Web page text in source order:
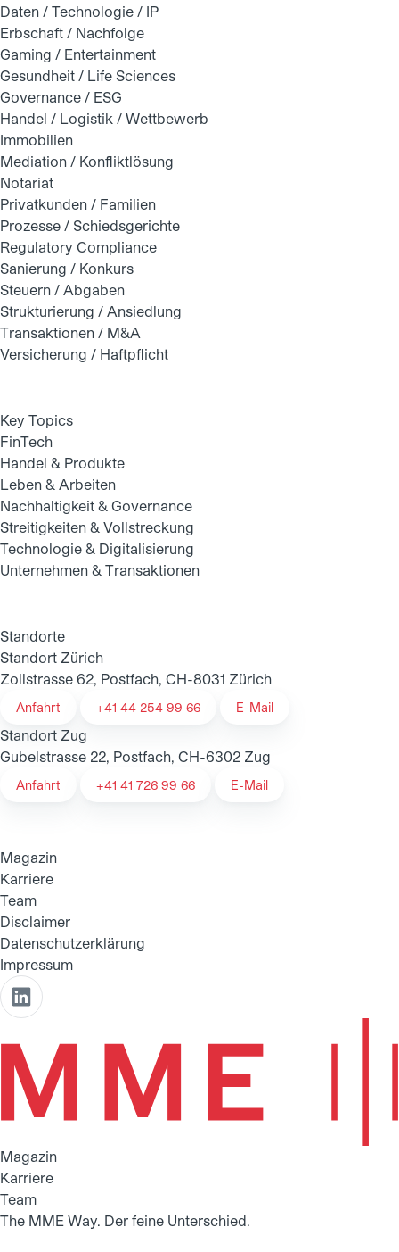
Daten / Technologie / IP
Erbschaft / Nachfolge
Gaming / Entertainment
Gesundheit / Life Sciences
Governance / ESG
Handel / Logistik / Wettbewerb
Immobilien
Mediation / Konfliktlösung
Notariat
Privatkunden / Familien
Prozesse / Schiedsgerichte
Regulatory Compliance
Sanierung / Konkurs
Steuern / Abgaben
Strukturierung / Ansiedlung
Transaktionen / M&A
Versicherung / Haftpflicht
Key Topics
FinTech
Handel & Produkte
Leben & Arbeiten
Nachhaltigkeit & Governance
Streitigkeiten & Vollstreckung
Technologie & Digitalisierung
Unternehmen & Transaktionen
Standorte
Standort Zürich
Zollstrasse 62, Postfach, CH-8031 Zürich
Anfahrt +41 44 254 99 66 E-Mail
Standort Zug
Gubelstrasse 22, Postfach, CH-6302 Zug
Anfahrt +41 41 726 99 66 E-Mail
Magazin
Karriere
Team
Disclaimer
Datenschutzerklärung
Impressum
Magazin
Karriere
Team
The MME Way. Der feine Unterschied.